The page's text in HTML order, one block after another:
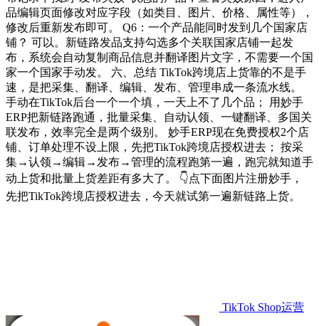
品编辑页面修改对应字段（如类目、图片、价格、属性等），
修改后重新发布即可。 Q6：一个产品能同时发到几个国家店
铺？ 可以。新链路发品支持勾选多个关联国家店铺一起发
布，系统会自动复制商品信息并翻译图片文字，不需要一个国
家一个国家手动发。 六、总结 TikTok跨境店上货靠的不是手
速，是把采集、翻译、编辑、发布、管理串成一条流水线。
手动在TikTok后台一个一个填，一天上不了几个品； 用妙手
ERP把新链路跑通，批量采集、自动认领、一键翻译、多国关
联发布，效率完全是两个级别。 妙手ERP现在免费授权2个店
铺、订单处理不设上限，先把TikTok跨境店授权进去； 按采
集→认领→编辑→发布→管理的流程跑第一遍，跑完就知道手
动上货和批量上货差距有多大了。 👇点下面图片注册妙手，
先把TikTok跨境店授权进去，今天就试第一遍新链路上货。
TikTok Shop运营